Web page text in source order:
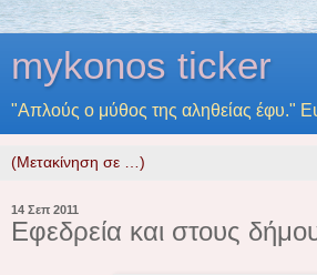
mykonos ticker
"Απλούς ο μύθος της αληθείας έφυ."
14 Σεπ 2011
Εφεδρεία και στους